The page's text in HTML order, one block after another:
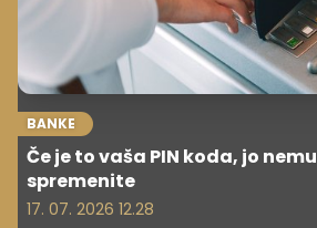
BANKE
Če je to vaša PIN koda, jo
spremenite
17. 07. 2026 12.28